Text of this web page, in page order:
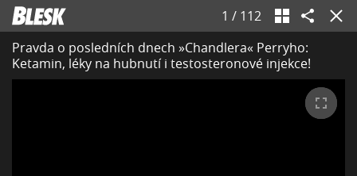
1 / 112
Pravda o posledních dnech »Chandlera« Perryho:
Ketamin, léky na hubnutí i testosteronové injekce!